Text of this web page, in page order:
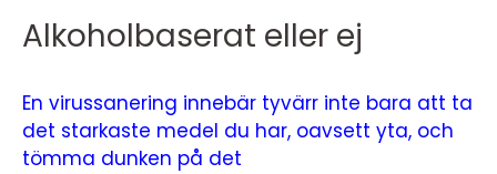
Alkoholbaserat eller ej
En virussanering innebär tyvärr inte bara att ta
det starkaste medel du har, oavsett yta, och
tömma dunken på det